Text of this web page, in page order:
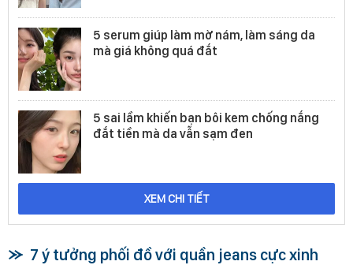
5 serum giúp làm mờ nám, làm sáng da
mà giá không quá đắt
5 sai lầm khiến bạn bôi kem chống nắng
đắt tiền mà da vẫn sạm đen
XEM CHI TIẾT
7 ý tưởng phối đồ với quần jeans cực xinh